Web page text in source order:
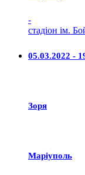
-
стадіон ім.
05.03.2022 -
Зоря
Маріуполь